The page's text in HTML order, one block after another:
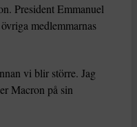
President Emmanuel
medlemmarnas
vi blir större. Jag
Macron på sin